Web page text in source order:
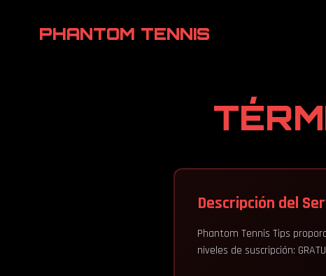
PHANTOM TENNIS
Descripción del
Phantom Tennis Tips
niveles de suscripción: